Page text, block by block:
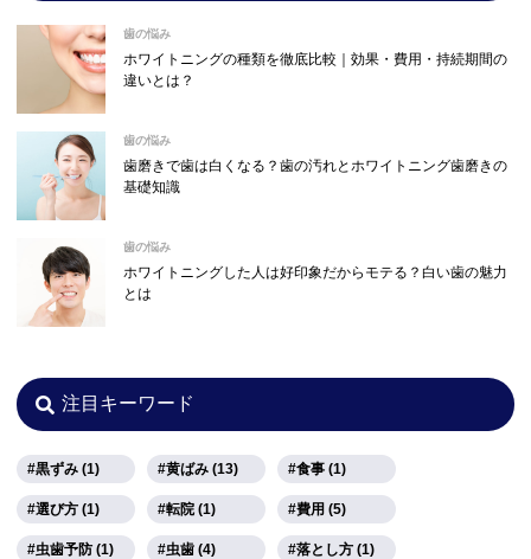
歯の悩み
ホワイトニングの種類を徹底比較｜効果・費用・持続期間の
違いとは？
歯の悩み
歯磨きで歯は白くなる？歯の汚れとホワイトニング歯磨きの
基礎知識
歯の悩み
ホワイトニングした人は好印象だからモテる？白い歯の魅力
とは
注目キーワード
黒ずみ (1) 黄ばみ (13) 食事 (1)
選び方 (1) 転院 (1) 費用 (5)
虫歯予防 (1) 虫歯 (4) 落とし方 (1)